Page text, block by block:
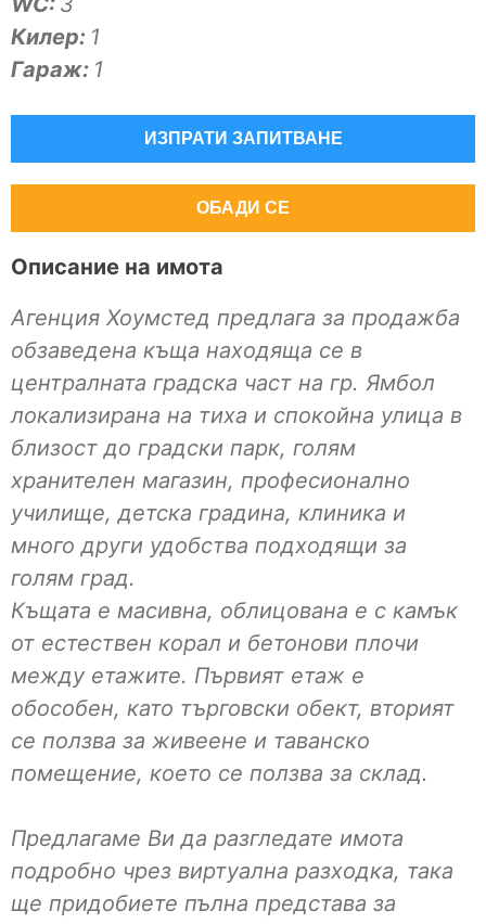
Описание на имота
Агенция Хоумстед предлага за продажба
обзаведена къща находяща се в
централната градска част на гр. Ямбол
локализирана на тиха и спокойна улица в
близост до градски парк, голям
хранителен магазин, професионално
училище, детска градина, клиника и
много други удобства подходящи за
голям град.
Къщата е масивна, облицована е с камък
от естествен корал и бетонови плочи
между етажите. Първият етаж е
обособен, като търговски обект, вторият
се ползва за живеене и таванско
помещение, което се ползва за склад.
Предлагаме Ви да разгледате имота
подробно чрез виртуална разходка, така
ще придобиете пълна представа за
Килер: 1
Гараж: 1
ИЗПРАТИ ЗАПИТВАНЕ
ОБАДИ СЕ